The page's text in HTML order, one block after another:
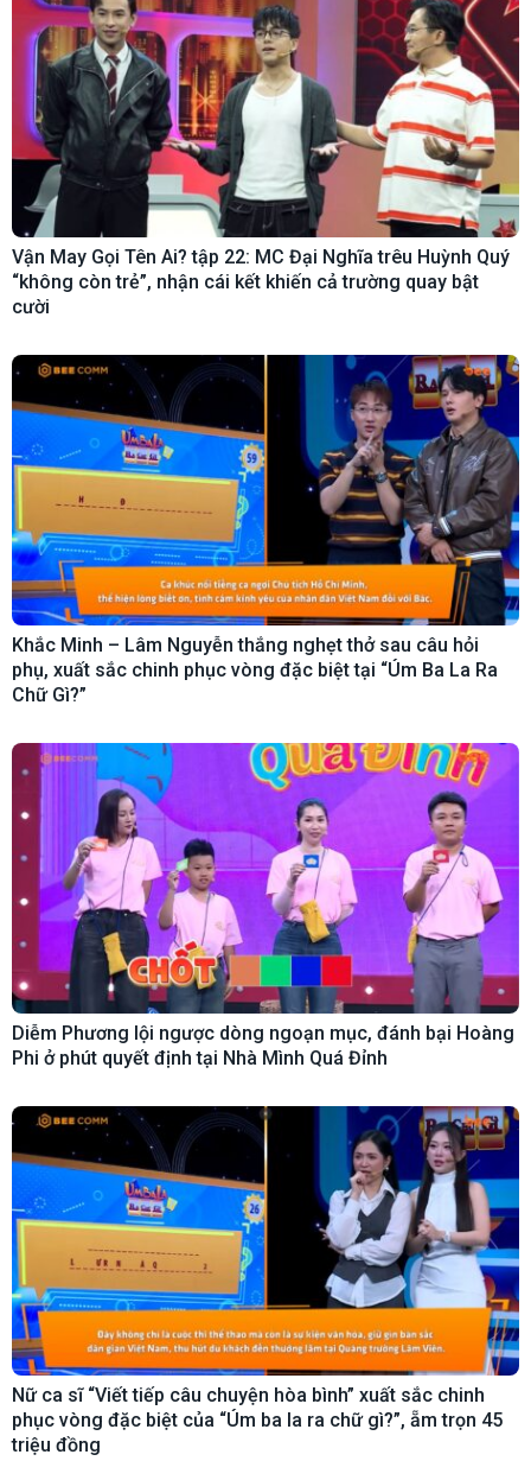
Vận May Gọi Tên Ai? tập 22: MC Đại Nghĩa trêu Huỳnh Quý
“không còn trẻ”, nhận cái kết khiến cả trường quay bật
cười
Khắc Minh – Lâm Nguyễn thắng nghẹt thở sau câu hỏi
phụ, xuất sắc chinh phục vòng đặc biệt tại “Úm Ba La Ra
Chữ Gì?”
Diễm Phương lội ngược dòng ngoạn mục, đánh bại Hoàng
Phi ở phút quyết định tại Nhà Mình Quá Đỉnh
Nữ ca sĩ “Viết tiếp câu chuyện hòa bình” xuất sắc chinh
phục vòng đặc biệt của “Úm ba la ra chữ gì?”, ẵm trọn 45
triệu đồng